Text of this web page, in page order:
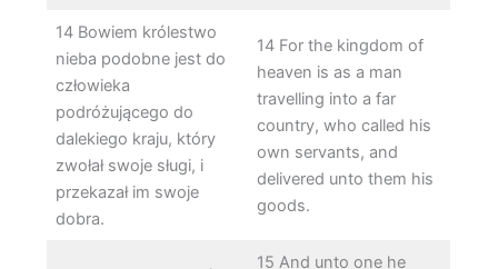
14 Bowiem królestwo
nieba podobne jest do
człowieka
podróżującego do
dalekiego kraju, który
zwołał swoje sługi, i
przekazał im swoje
dobra.
14 For the kingdom of
heaven is as a man
travelling into a far
country, who called his
own servants, and
delivered unto them his
goods.
15 And unto one he